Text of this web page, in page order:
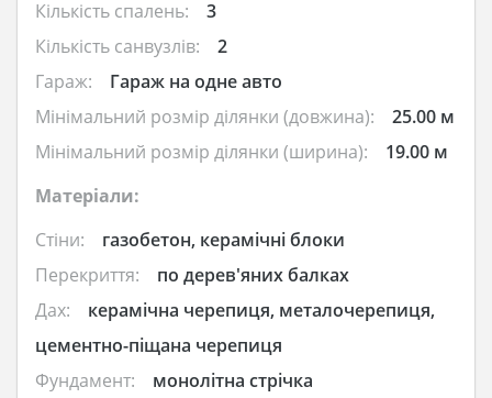
Кількість спалень:
3
Кількість санвузлів:
2
Гараж:
Гараж на одне авто
Мінімальний розмір ділянки (довжина):
25.00 м
Мінімальний розмір ділянки (ширина):
19.00 м
Матеріали:
Стіни:
газобетон, керамічні блоки
Перекриття:
по дерев'яних балках
Дах:
керамічна черепиця, металочерепиця,
цементно-піщана черепиця
Фундамент:
монолітна стрічка